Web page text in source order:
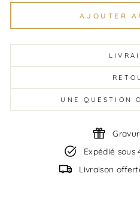
AJOUTER
UNE QUESTION
Expédié sous
Livraison